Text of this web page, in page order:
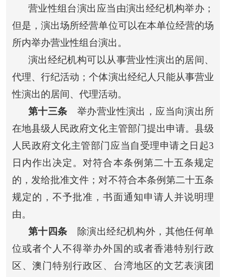
营业性组台演出应当由演出经纪机构举办；
但是，演出场所经营单位可以在本单位经营的场
所内举办营业性组台演出。
演出经纪机构可以从事营业性演出的居间、
代理、行纪活动；个体演出经纪人只能从事营业
性演出的居间、代理活动。
第十三条 举办营业性演出，应当向演出所
在地县级人民政府文化主管部门提出申请。县级
人民政府文化主管部门应当自受理申请之日起3
日内作出决定。对符合本条例第二十五条规定
的，发给批准文件；对不符合本条例第二十五条
规定的，不予批准，书面通知申请人并说明理
由。
第十四条 除演出经纪机构外，其他任何单
位或者个人不得举办外国的或者香港特别行政
区、澳门特别行政区、台湾地区的文艺表演团